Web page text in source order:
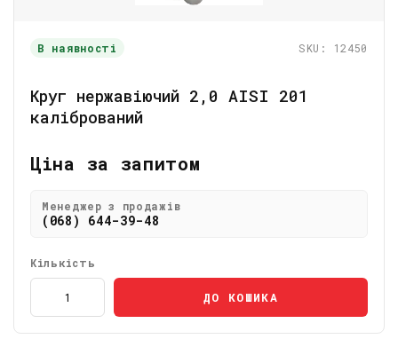
В наявності SKU: 12450
Круг нержавіючий 2,0 АІSI 201
калібрований
Ціна за запитом
Менеджер з продажів
(068) 644-39-48
Кількість
ДО КОШИКА